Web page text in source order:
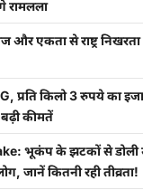
रामलला
और एकता से राष्ट्र
प्रति किलो 3 रुपये का
कीमतें
भूकंप के झटकों से डोली
जानें कितनी रही तीव्रता!